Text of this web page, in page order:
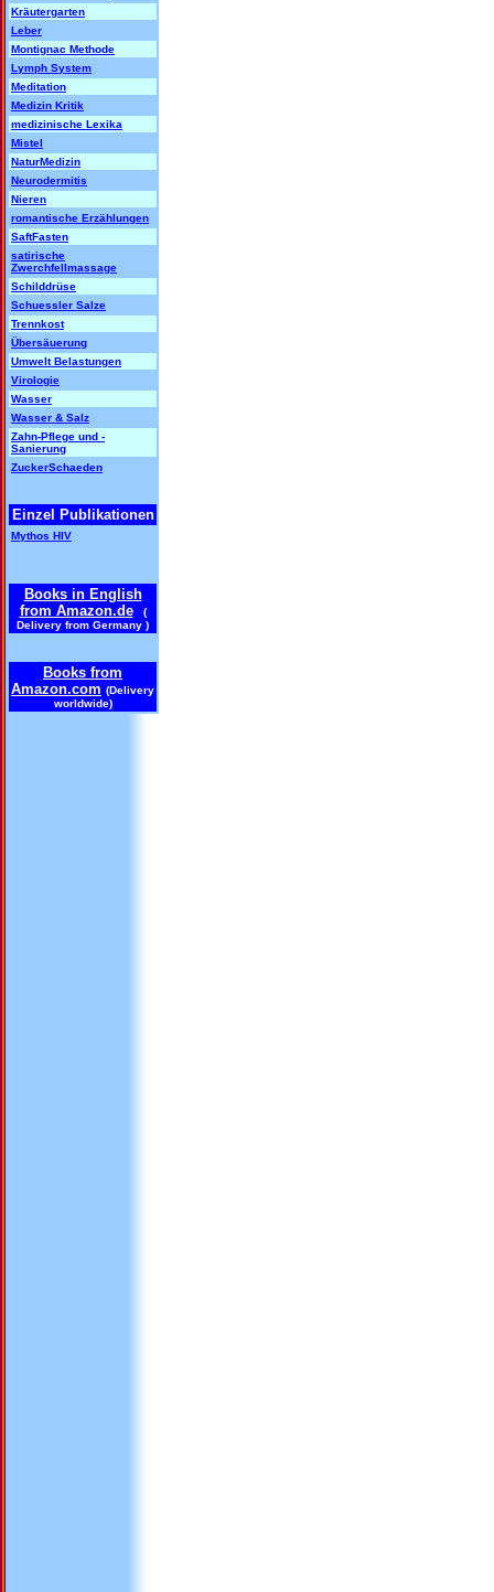
Kräutergarten
Leber
Montignac Methode
Lymph System
Meditation
Medizin Kritik
medizinische Lexika
Mistel
NaturMedizin
Neurodermitis
Nieren
romantische Erzählungen
SaftFasten
satirische
Zwerchfellmassage
Schilddrüse
Schuessler Salze
Trennkost
Übersäuerung
Umwelt Belastungen
Virologie
Wasser
Wasser & Salz
Zahn-Pflege und -
Sanierung
ZuckerSchaeden
Einzel Publikationen
Mythos HIV
Books in English
from Amazon.de(
Delivery from Germany )
Books from
Amazon.com (Delivery
worldwide)